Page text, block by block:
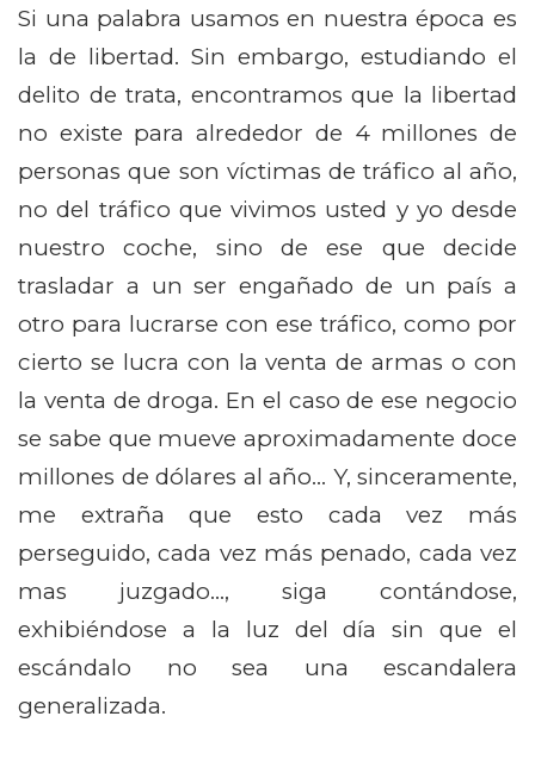
Si una palabra usamos en nuestra época es
la de libertad. Sin embargo, estudiando el
delito de trata, encontramos que la libertad
no existe para alrededor de 4 millones de
personas que son víctimas de tráfico al año,
no del tráfico que vivimos usted y yo desde
nuestro coche, sino de ese que decide
trasladar a un ser engañado de un país a
otro para lucrarse con ese tráfico, como por
cierto se lucra con la venta de armas o con
la venta de droga. En el caso de ese negocio
se sabe que mueve aproximadamente doce
millones de dólares al año… Y, sinceramente,
me extraña que esto cada vez más
perseguido, cada vez más penado, cada vez
mas juzgado…, siga contándose,
exhibiéndose a la luz del día sin que el
escándalo no sea una escandalera
generalizada.